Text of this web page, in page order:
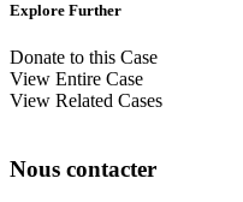
Explore Further
Donate to this Case
View Entire Case
View Related Cases
Nous contacter